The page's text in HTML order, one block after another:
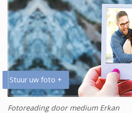
Stuur uw foto +
Fotoreading door medium Erkan